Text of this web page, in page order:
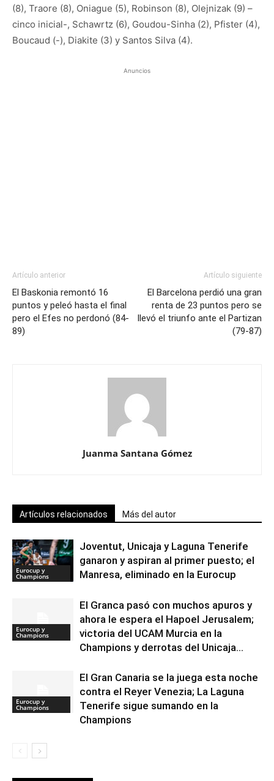
(8), Traore (8), Oniague (5), Robinson (8), Olejnizak (9) –
cinco inicial-, Schawrtz (6), Goudou-Sinha (2), Pfister (4),
Boucaud (-), Diakite (3) y Santos Silva (4).
Anuncios
Artículo anterior
El Baskonia remontó 16
puntos y peleó hasta el final
pero el Efes no perdonó (84-
89)
Artículo siguiente
El Barcelona perdió una gran
renta de 23 puntos pero se
llevó el triunfo ante el Partizan
(79-87)
Juanma Santana Gómez
Artículos relacionados Más del autor
Eurocup y
Champions
Joventut, Unicaja y Laguna Tenerife
ganaron y aspiran al primer puesto; el
Manresa, eliminado en la Eurocup
Eurocup y
Champions
El Granca pasó con muchos apuros y
ahora le espera el Hapoel Jerusalem;
victoria del UCAM Murcia en la
Champions y derrotas del Unicaja...
Eurocup y
Champions
El Gran Canaria se la juega esta noche
contra el Reyer Venezia; La Laguna
Tenerife sigue sumando en la
Champions